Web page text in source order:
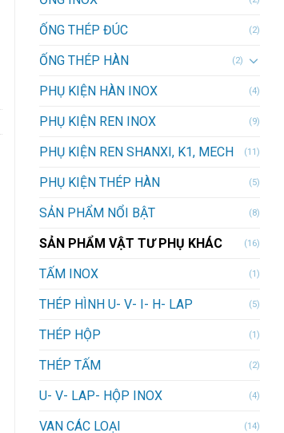
ỐNG THÉP ĐÚC (2)
ỐNG THÉP HÀN (2)
PHỤ KIỆN HÀN INOX (4)
PHỤ KIỆN REN INOX (9)
PHỤ KIỆN REN SHANXI, K1, MECH (11)
PHỤ KIỆN THÉP HÀN (5)
SẢN PHẨM NỔI BẬT (8)
SẢN PHẨM VẬT TƯ PHỤ KHÁC (16)
TẤM INOX (1)
THÉP HÌNH U- V- I- H- LAP (5)
THÉP HỘP (1)
THÉP TẤM (2)
U- V- LAP- HỘP INOX (4)
VAN CÁC LOẠI (14)